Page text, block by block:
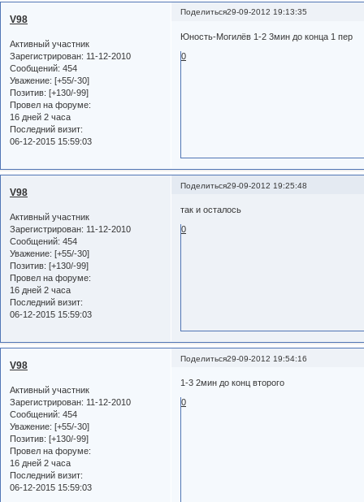
Поделиться29-09-2012 19:13:35
V98
Активный участник
Зарегистрирован: 11-12-2010
Сообщений: 454
Уважение: [+55/-30]
Позитив: [+130/-99]
Провел на форуме:
16 дней 2 часа
Последний визит:
06-12-2015 15:59:03
Юность-Могилёв 1-2 3мин до конца 1 пер
0
Поделиться29-09-2012 19:25:48
V98
Активный участник
Зарегистрирован: 11-12-2010
Сообщений: 454
Уважение: [+55/-30]
Позитив: [+130/-99]
Провел на форуме:
16 дней 2 часа
Последний визит:
06-12-2015 15:59:03
так и осталось
0
Поделиться29-09-2012 19:54:16
V98
Активный участник
Зарегистрирован: 11-12-2010
Сообщений: 454
Уважение: [+55/-30]
Позитив: [+130/-99]
Провел на форуме:
16 дней 2 часа
Последний визит:
06-12-2015 15:59:03
1-3 2мин до конц второго
0